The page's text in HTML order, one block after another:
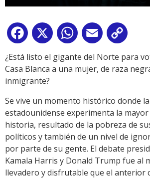
Facebook
X WhatsApp
Email
Link
¿Está listo el gigante del Norte para
Casa Blanca a una mujer, de raza
inmigrante?
Se vive un momento histórico donde
estadounidense experimenta la
historia, resultado de la pobreza de
políticos y también de un nivel de
por parte de su gente. El debate
Kamala Harris y Donald Trump fue al
llevadero y disfrutable que el anterior